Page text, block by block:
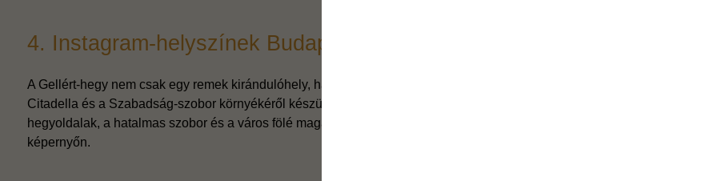
4. Instagram-helyszínek Budapesten: Gellért-hegy és a Citadella
A Gellért-hegy nem csak egy remek kirándulóhely, hanem Budapest egyik legjobb kilátópontja is. A hegy tetején álló
Citadella és a Szabadság-szobor környékéről készült fotók a város 360 fokos panorámáját kínálják. A zöldellő
hegyoldalak, a hatalmas szobor és a város fölé magasodó erődítmény lenyűgöző kontrasztot alkot, ami remekül mutat a
képernyőn.